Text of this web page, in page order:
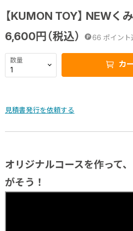
【KUMON TOY】 NEWく
6,600円（税込） 66 ポイント
数量 カ
見積書発行を依頼する
オリジナルコースを作って
がそう！